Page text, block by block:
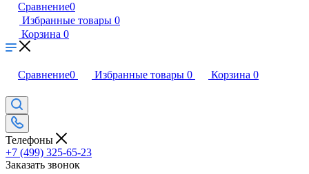
Сравнение0
Избранные товары 0
Корзина 0
Сравнение0 Избранные товары 0 Корзина 0
Телефоны
+7 (499) 325-65-23
Заказать звонок